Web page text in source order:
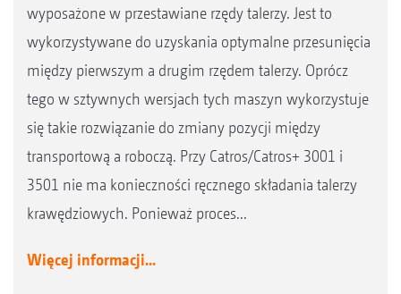
wyposażone w przestawiane rzędy talerzy. Jest to
wykorzystywane do uzyskania optymalne przesunięcia
między pierwszym a drugim rzędem talerzy. Oprócz
tego w sztywnych wersjach tych maszyn wykorzystuje
się takie rozwiązanie do zmiany pozycji między
transportową a roboczą. Przy Catros/Catros+ 3001 i
3501 nie ma konieczności ręcznego składania talerzy
krawędziowych. Ponieważ proces...
Więcej informacji...